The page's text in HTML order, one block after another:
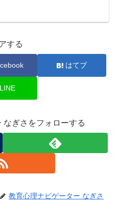
する
はてブ
LINE
ぎさをフォローする
教育心理ナビゲーター なぎさ